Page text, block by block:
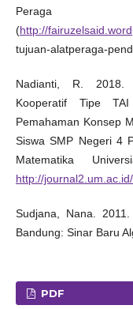
(http://
tujuan-alatperaga-
Nadianti, R. 2018.
Kooperatif Tipe
Pemahaman Konsep
Siswa SMP Negeri 4
Matematika
http://
Sudjana, Nana.
Bandung: Sinar Baru
PDF